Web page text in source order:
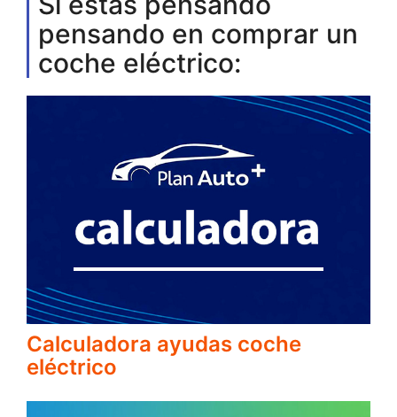
pensando en comprar un
coche eléctrico:
Calculadora ayudas coche
eléctrico